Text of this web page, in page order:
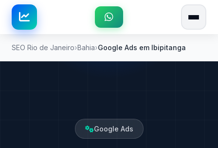
SEO Rio de Janeiro Bahia Google Ads em Ibipitanga
Google Ads